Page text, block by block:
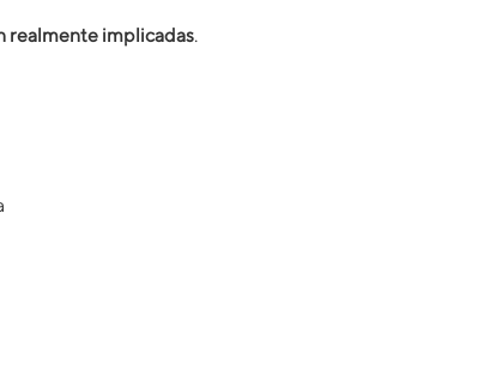
realmente implicadas.